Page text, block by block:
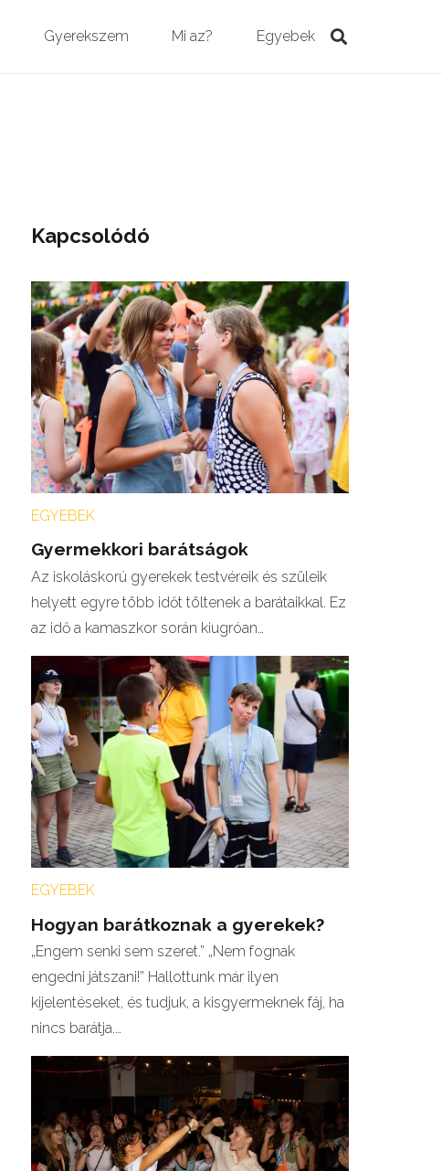
Gyerekszem Mi az? Egyebek
Kapcsolódó
EGYEBEK
Gyermekkori barátságok
Az iskoláskorú gyerekek testvéreik és szüleik
helyett egyre több időt töltenek a barátaikkal. Ez
az idő a kamaszkor során kiugróan…
EGYEBEK
Hogyan barátkoznak a gyerekek?
„Engem senki sem szeret.” „Nem fognak
engedni játszani!” Hallottunk már ilyen
kijelentéseket, és tudjuk, a kisgyermeknek fáj, ha
nincs barátja.…